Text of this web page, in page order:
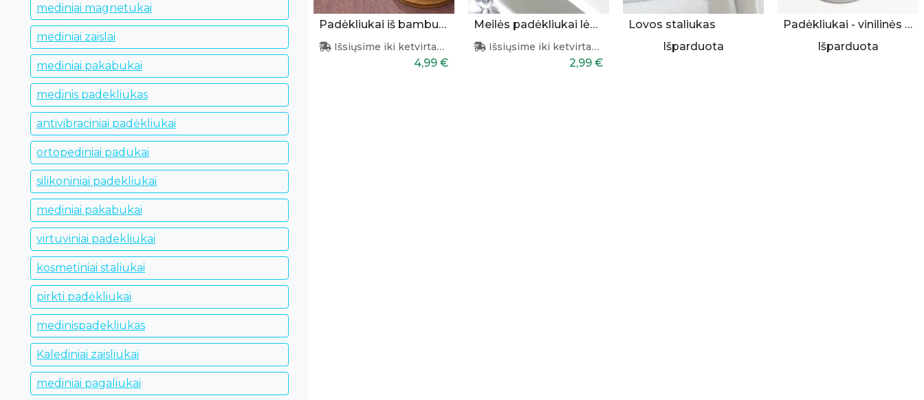
mediniai magnetukai
mediniai zaislai
mediniai pakabukai
medinis padekliukas
antivibraciniai padėkliukai
ortopediniai padukai
silikoniniai padekliukai
mediniai pakabukai
virtuviniai padekliukai
kosmetiniai staliukai
pirkti padėkliukai
medinispadekliukas
Kalediniai zaisliukai
mediniai pagaliukai
Padėkliukai iš bambuko 4 vnt.
Išsiųsime iki ketvirtadienio
4,99 €
Meilės padėkliukai lėkštėms
Išsiųsime iki ketvirtadienio
2,99 €
Lovos staliukas
Išparduota
Padėkliukai - vinilinės plokštelės 4 vnt.
Išparduota